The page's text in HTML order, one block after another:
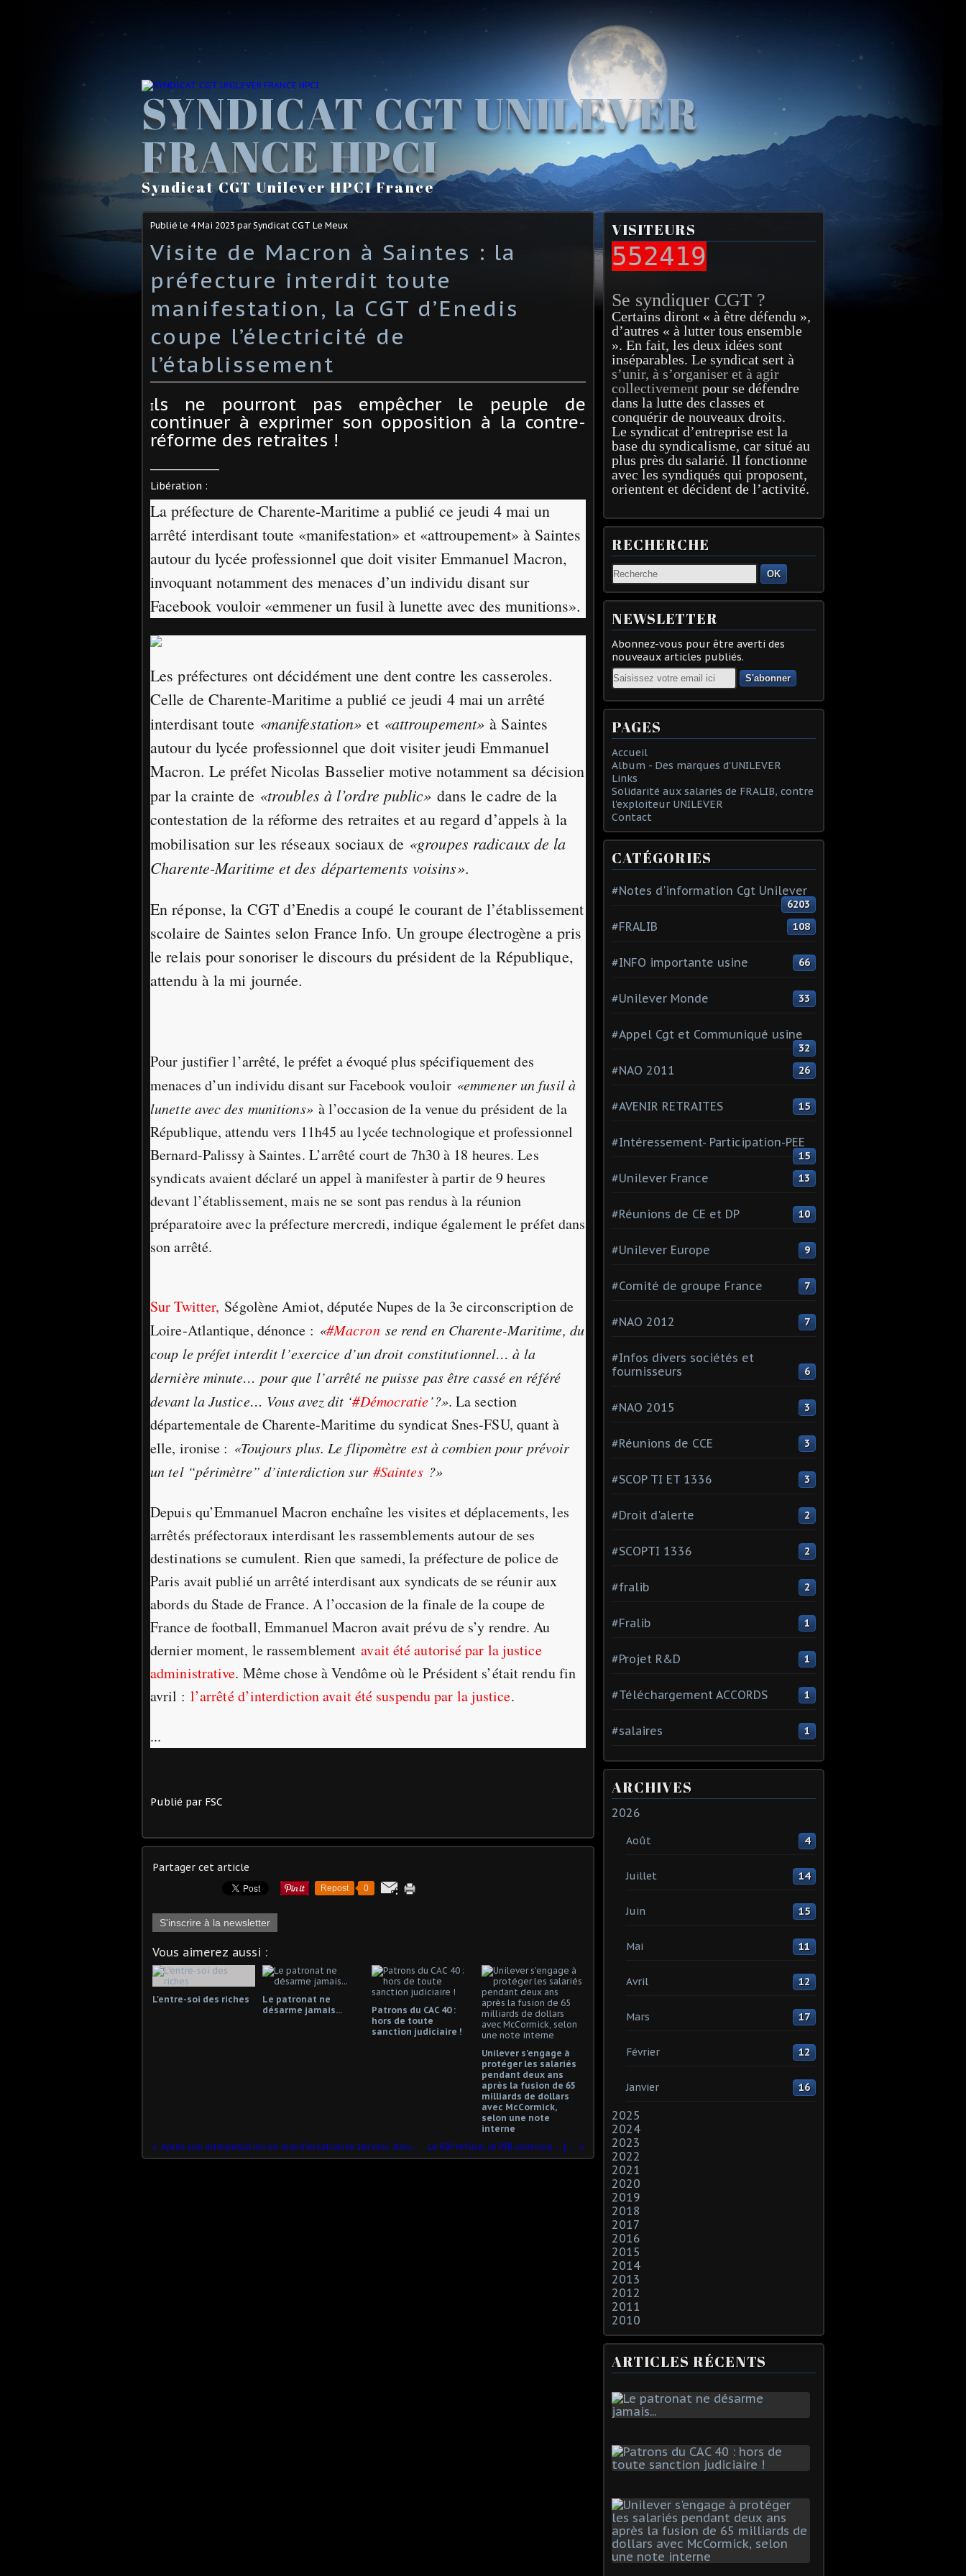
SYNDICAT CGT UNILEVER
FRANCE HPCI
Syndicat CGT Unilever HPCI France
Publié le 4 Mai 2023 par Syndicat CGT Le Meux
Visite de Macron à Saintes : la
préfecture interdit toute
manifestation, la CGT d’Enedis
coupe l’électricité de
l’établissement
Ils ne pourront pas empêcher le peuple de
continuer à exprimer son opposition à la contre-
réforme des retraites !
Libération :
La préfecture de Charente-Maritime a publié ce jeudi 4 mai un
arrêté interdisant toute «manifestation» et «attroupement» à Saintes
autour du lycée professionnel que doit visiter Emmanuel Macron,
invoquant notamment des menaces d’un individu disant sur
Facebook vouloir «emmener un fusil à lunette avec des munitions».
Les préfectures ont décidément une dent contre les casseroles.
Celle de Charente-Maritime a publié ce jeudi 4 mai un arrêté
interdisant toute «manifestation»et «attroupement» à Saintes
autour du lycée professionnel que doit visiter jeudi Emmanuel
Macron. Le préfet Nicolas Basselier motive notamment sa décision
par la crainte de «troubles à l’ordre public» dans le cadre de la
contestation de la réforme des retraites et au regard d’appels à la
mobilisation sur les réseaux sociaux de «groupes radicaux de la
Charente-Maritime et des départements voisins».
En réponse, la CGT d’Enedis a coupé le courant de l’établissement
scolaire de Saintes selon France Info. Un groupe électrogène a pris
le relais pour sonoriser le discours du président de la République,
attendu à la mi journée.
Pour justifier l’arrêté, le préfet a évoqué plus spécifiquement des
menaces d’un individu disant sur Facebook vouloir «emmener un fusil à
lunette avec des munitions» à l’occasion de la venue du président de la
République, attendu vers 11h45 au lycée technologique et professionnel
Bernard-Palissy à Saintes. L’arrêté court de 7h30 à 18 heures. Les
syndicats avaient déclaré un appel à manifester à partir de 9 heures
devant l’établissement, mais ne se sont pas rendus à la réunion
préparatoire avec la préfecture mercredi, indique également le préfet dans
son arrêté.
Sur Twitter, Ségolène Amiot, députée Nupes de la 3e circonscription de
Loire-Atlantique, dénonce : «#Macron se rend en Charente-Maritime, du
coup le préfet interdit l’exercice d’un droit constitutionnel… à la
dernière minute… pour que l’arrêté ne puisse pas être cassé en référé
devant la Justice… Vous avez dit ‘#Démocratie’?». La section
départementale de Charente-Maritime du syndicat Snes-FSU, quant à
elle, ironise : «Toujours plus. Le flipomètre est à combien pour prévoir
un tel “périmètre” d’interdiction sur #Saintes ?»
Depuis qu’Emmanuel Macron enchaîne les visites et déplacements, les
arrêtés préfectoraux interdisant les rassemblements autour de ses
destinations se cumulent. Rien que samedi, la préfecture de police de
Paris avait publié un arrêté interdisant aux syndicats de se réunir aux
abords du Stade de France. A l’occasion de la finale de la coupe de
France de football, Emmanuel Macron avait prévu de s’y rendre. Au
dernier moment, le rassemblement avait été autorisé par la justice
administrative. Même chose à Vendôme où le Président s’était rendu fin
avril : l’arrêté d’interdiction avait été suspendu par la justice.
...
Publié par FSC
Partager cet article
Repost 0
S'inscrire à la newsletter
Vous aimerez aussi :
L'entre-soi des riches
Le patronat ne
désarme jamais...
Patrons du CAC 40 :
hors de toute
sanction judiciaire !
Unilever s'engage à
protéger les salariés
pendant deux ans
après la fusion de 65
milliards de dollars
avec McCormick,
selon une note
interne
Après son interpellation en manifestation le 1er mai, Xavier Mathieu est libre et ne sera pas poursuivi
Le RIP refusé, le PIR continue ... [le point de vue de la CGT]
VISITEURS
552419
Se syndiquer CGT ?
Certains diront « à être défendu »,
d’autres « à lutter tous ensemble
». En fait, les deux idées sont
inséparables. Le syndicat sert à
s’unir, à s’organiser et à agir
collectivement pour se défendre
dans la lutte des classes et
conquérir de nouveaux droits.
Le syndicat d’entreprise est la
base du syndicalisme, car situé au
plus près du salarié. Il fonctionne
avec les syndiqués qui proposent,
orientent et décident de l’activité.
RECHERCHE
OK
NEWSLETTER
Abonnez-vous pour être averti des
nouveaux articles publiés.
Email
PAGES
Accueil
Album - Des marques d'UNILEVER
Links
Solidarité aux salariés de FRALIB, contre
l'exploiteur UNILEVER
Contact
CATÉGORIES
#Notes d'information Cgt Unilever
6203
#FRALIB 108
#INFO importante usine 66
#Unilever Monde 33
#Appel Cgt et Communiqué usine
32
#NAO 2011 26
#AVENIR RETRAITES 15
#Intéressement- Participation-PEE
15
#Unilever France 13
#Réunions de CE et DP 10
#Unilever Europe 9
#Comité de groupe France 7
#NAO 2012 7
#Infos divers sociétés et
fournisseurs
6
#NAO 2015 3
#Réunions de CCE 3
#SCOP TI ET 1336 3
#Droit d'alerte 2
#SCOPTI 1336 2
#fralib 2
#Fralib 1
#Projet R&D 1
#Téléchargement ACCORDS 1
#salaires 1
ARCHIVES
2026
Août 4
Juillet 14
Juin 15
Mai 11
Avril 12
Mars 17
Février 12
Janvier 16
2025
2024
2023
2022
2021
2020
2019
2018
2017
2016
2015
2014
2013
2012
2011
2010
ARTICLES RÉCENTS